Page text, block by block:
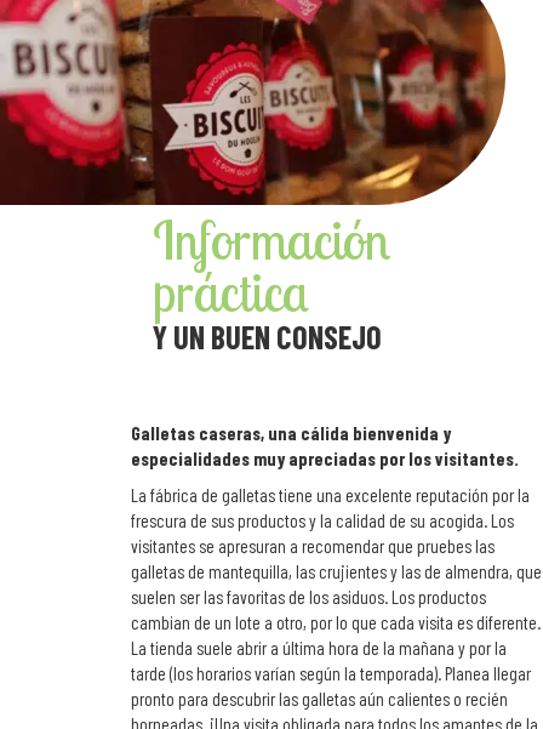
Información
práctica
Y UN BUEN CONSEJO
Galletas caseras, una cálida bienvenida y
especialidades muy apreciadas por los visitantes.
La fábrica de galletas tiene una excelente reputación por la
frescura de sus productos y la calidad de su acogida. Los
visitantes se apresuran a recomendar que pruebes las
galletas de mantequilla, las crujientes y las de almendra, que
suelen ser las favoritas de los asiduos. Los productos
cambian de un lote a otro, por lo que cada visita es diferente.
La tienda suele abrir a última hora de la mañana y por la
tarde (los horarios varían según la temporada). Planea llegar
pronto para descubrir las galletas aún calientes o recién
horneadas. ¡Una visita obligada para todos los amantes de la